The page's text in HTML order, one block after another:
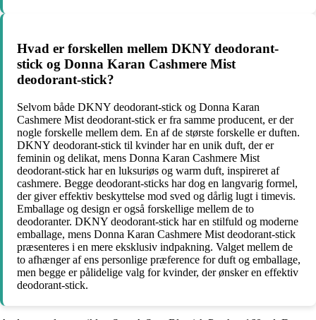
Hvad er forskellen mellem DKNY deodorant-
stick og Donna Karan Cashmere Mist
deodorant-stick?
Selvom både DKNY deodorant-stick og Donna Karan
Cashmere Mist deodorant-stick er fra samme producent, er der
nogle forskelle mellem dem. En af de største forskelle er duften.
DKNY deodorant-stick til kvinder har en unik duft, der er
feminin og delikat, mens Donna Karan Cashmere Mist
deodorant-stick har en luksuriøs og warm duft, inspireret af
cashmere. Begge deodorant-sticks har dog en langvarig formel,
der giver effektiv beskyttelse mod sved og dårlig lugt i timevis.
Emballage og design er også forskellige mellem de to
deodoranter. DKNY deodorant-stick har en stilfuld og moderne
emballage, mens Donna Karan Cashmere Mist deodorant-stick
præsenteres i en mere eksklusiv indpakning. Valget mellem de
to afhænger af ens personlige præference for duft og emballage,
men begge er pålidelige valg for kvinder, der ønsker en effektiv
deodorant-stick.